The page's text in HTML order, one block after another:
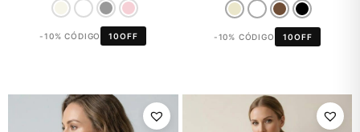
-10% CÓDIGO 10OFF -10% CÓDIGO 10OFF